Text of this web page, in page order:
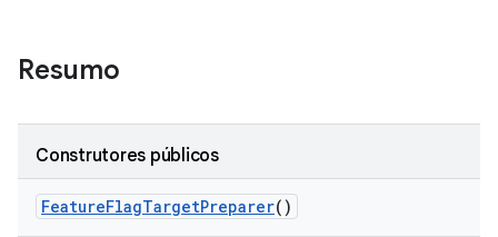
Resumo
Construtores públicos
FeatureFlagTargetPreparer()